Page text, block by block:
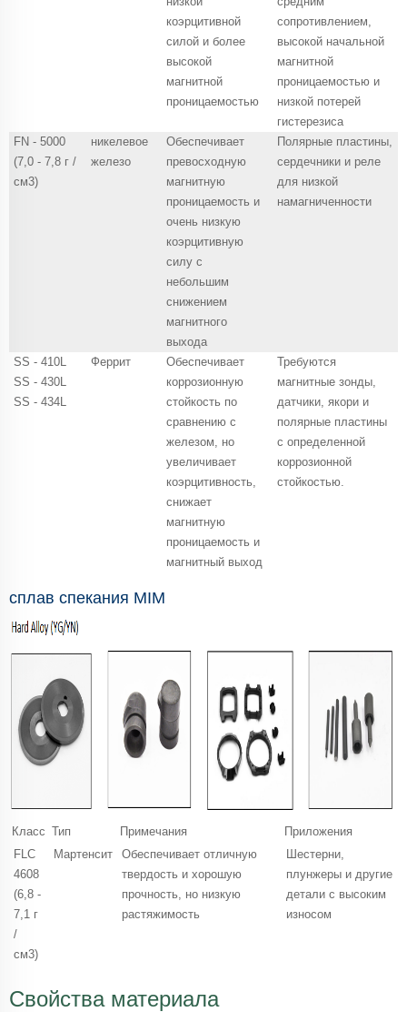
коэрцитивной
силой и более
высокой
магнитной
проницаемостью
сопротивлением,
высокой начальной
магнитной
проницаемостью и
низкой потерей
гистерезиса
FN - 5000
(7,0 - 7,8 г /
см3)
никелевое
железо
Обеспечивает
превосходную
магнитную
проницаемость и
очень низкую
коэрцитивную
силу с
небольшим
снижением
магнитного
выхода
Полярные пластины,
сердечники и реле
для низкой
намагниченности
SS - 410L
SS - 430L
SS - 434L
Феррит
Обеспечивает
коррозионную
стойкость по
сравнению с
железом, но
увеличивает
коэрцитивность,
снижает
магнитную
проницаемость и
магнитный выход
Требуются
магнитные зонды,
датчики, якори и
полярные пластины
с определенной
коррозионной
стойкостью.
сплав спекания MIM
Класс Тип Примечания
Приложения
FLC
4608
(6,8 -
7,1 г
/
см3)
Мартенсит
Обеспечивает отличную
твердость и хорошую
прочность, но низкую
растяжимость
Шестерни,
плунжеры и другие
детали с высоким
износом
Свойства материала